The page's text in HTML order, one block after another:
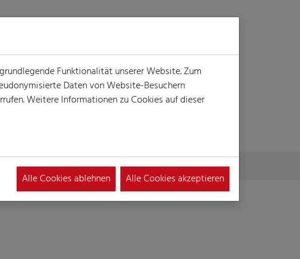
Funktionalität unserer Website. Zum
Daten von Website-Besuchern
Weitere Informationen zu Cookies auf dieser
Alle Cookies ablehnen Alle Cookies akzeptieren